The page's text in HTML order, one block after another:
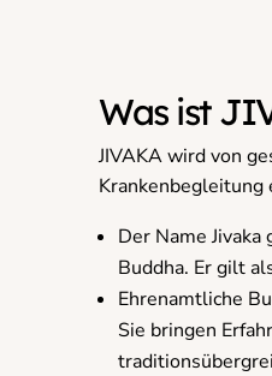
Was ist
JIVAKA wird von
Krankenbegleitung
Der Name
Buddha. Er gilt
Ehrenamtliche
Sie bringen